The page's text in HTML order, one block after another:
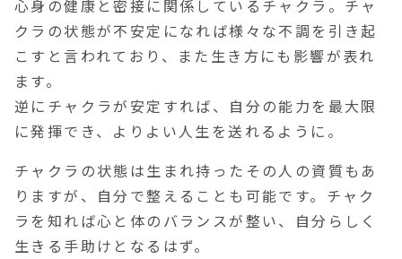
【第5チャクラ】ヴィシュッダ・チャクラ
（Vishuddha cakra）
【第6チャクラ】アジュナ・チャクラ（Ajna
cakra）
【第7チャクラ】サハスラーラ・チャクラ
【おわりに】チャクラを整えてよりよい人生
に
心身の健康と密接に関係しているチャクラ。チャ
クラの状態が不安定になれば様々な不調を引き起
こすと言われており、また生き方にも影響が表れ
ます。
逆にチャクラが安定すれば、自分の能力を最大限
に発揮でき、よりよい人生を送れるように。
チャクラの状態は生まれ持ったその人の資質もあ
りますが、自分で整えることも可能です。チャク
ラを知れば心と体のバランスが整い、自分らしく
生きる手助けとなるはず。